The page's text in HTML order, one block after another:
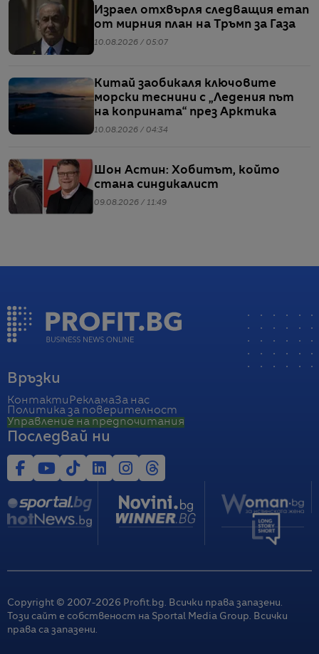
Израел отхвърля следващия етап
от мирния план на Тръмп за Газа
10.08.2026 / 05:07
Китай заобикаля ключовите
морски теснини с „Ледения път
на коприната“ през Арктика
10.08.2026 / 04:34
Шон Астин: Хобитът, който
стана синдикалист
09.08.2026 / 11:49
Връзки
Контакти РекламаЗа нас
Политика за поверителност
Управление на предпочитания
Последвай ни
Copyright © 2007-2026 Profit.bg. Всички права запазени.
Този сайт е собственост на Sportal Media Group. Всички
права са запазени.